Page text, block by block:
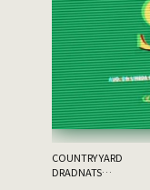
COUNTRY YARD
DRADNATS